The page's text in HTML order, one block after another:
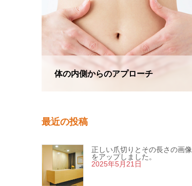
体の内側からのアプローチ
最近の投稿
正しい爪切りとその長さの画像
をアップしました。
2025年5月21日